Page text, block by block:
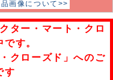
画像について>>
ター・マート・クロ
す。
クローズド」へのご
す